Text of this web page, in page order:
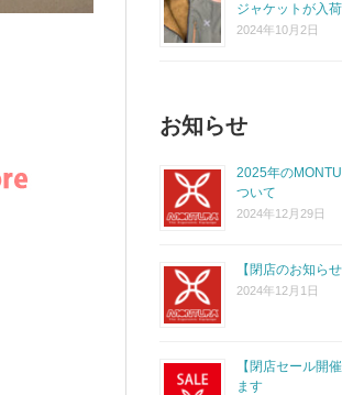
ジャケットが入荷
2024年10月2日
お知らせ
2025年の
ついて
2024年12月29日
【閉店のお知らせ
2024年12月1日
【閉店セール開
ます